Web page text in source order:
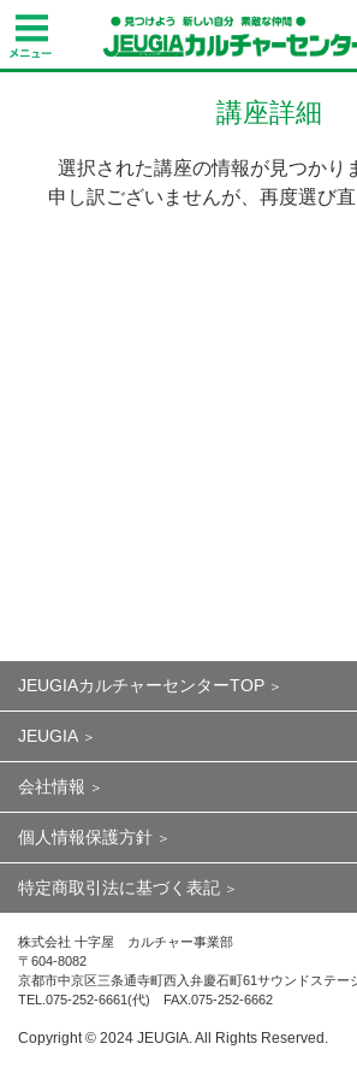
講座詳細
選択された講座の情報が見つかり
申し訳ございませんが、再度選び直
JEUGIAカルチャーセンターTOP
JEUGIA
会社情報
個人情報保護方針
特定商取引法に基づく表記
株式会社 十字屋 カルチャー事業部
〒604-8082
京都市中京区三条通寺町西入弁慶石町61サウンドステー
TEL.075-252-6661(代) FAX.075-252-6662
Copyright ©︎ 2024 JEUGIA. All Rights Reserved.